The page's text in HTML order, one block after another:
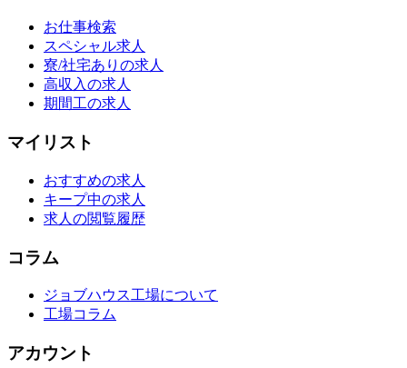
お仕事検索
スペシャル求人
寮/社宅ありの求人
高収入の求人
期間工の求人
マイリスト
おすすめの求人
キープ中の求人
求人の閲覧履歴
コラム
ジョブハウス工場について
工場コラム
アカウント